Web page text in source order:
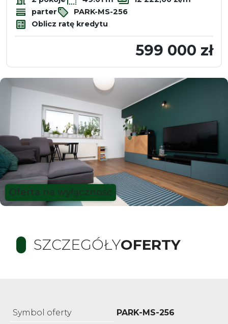
parter
PARK-MS-256
Oblicz ratę kredytu
599 000 zł
Oferta na wyłączność
SZCZEGÓŁYOFERTY
Symbol oferty
PARK-MS-256